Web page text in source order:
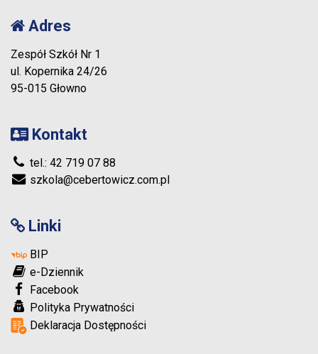
Adres
Zespół Szkół Nr 1
ul. Kopernika 24/26
95-015 Głowno
Kontakt
tel.: 42 719 07 88
szkola@cebertowicz.com.pl
Linki
BIP
e-Dziennik
Facebook
Polityka Prywatności
Deklaracja Dostępności